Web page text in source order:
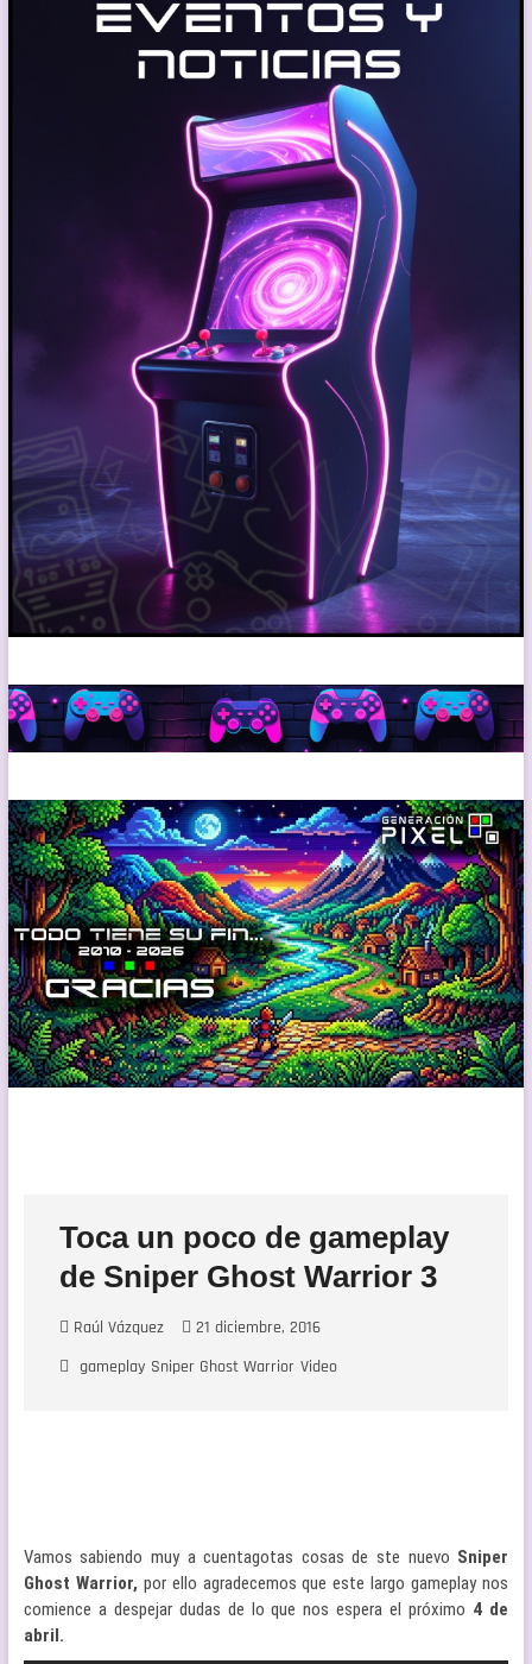
Toca un poco de gameplay
de Sniper Ghost Warrior 3
Raúl Vázquez
21 diciembre, 2016
gameplay Sniper Ghost Warrior Video
Vamos sabiendo muy a cuentagotas cosas de ste nuevo Sniper
Ghost Warrior, por ello agradecemos que este largo gameplay nos
comience a despejar dudas de lo que nos espera el próximo 4 de
abril.